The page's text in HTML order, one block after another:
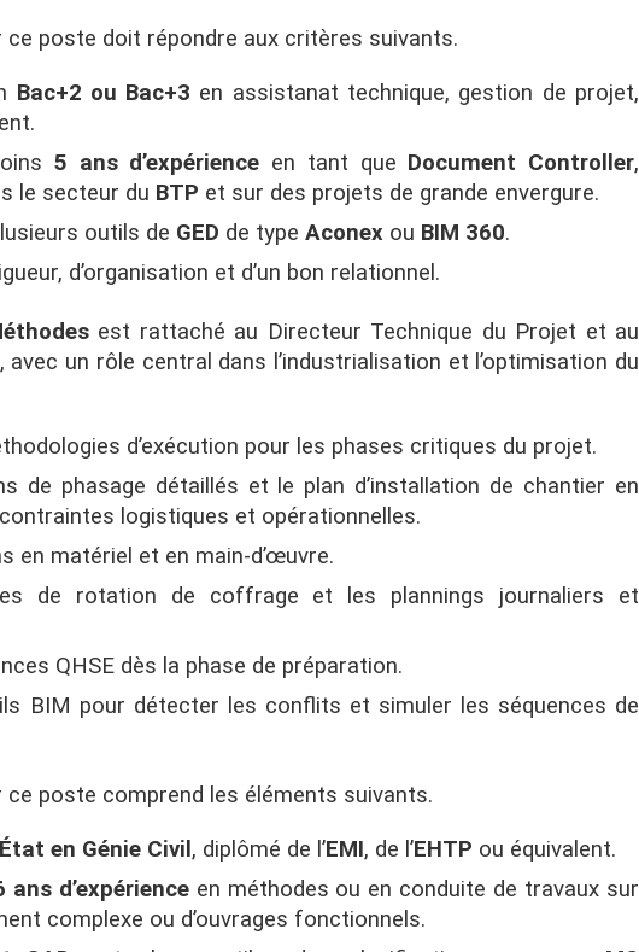
ce poste doit répondre aux critères suivants.
Bac+2 ou Bac+3 en assistanat technique, gestion de projet,
5 ans d’expérience en tant que Document Controller,
le secteur du BTP et sur des projets de grande envergure.
outils de GED de typeAconex ou BIM 360.
d’organisation et d’un bon relationnel.
est rattaché au Directeur Technique du Projet et au
avec un rôle central dans l’industrialisation et l’optimisation du
d’exécution pour les phases critiques du projet.
de phasage détaillés et le plan d’installation de chantier en
logistiques et opérationnelles.
en matériel et en main-d’œuvre.
de rotation de coffrage et les plannings journaliers et
QHSE dès la phase de préparation.
BIM pour détecter les conflits et simuler les séquences de
poste comprend les éléments suivants.
en Génie Civil , diplômé de l’EMI, de l’EHTP ou équivalent.
ans d’expérienceen méthodes ou en conduite de travaux sur
complexe ou d’ouvrages fonctionnels.